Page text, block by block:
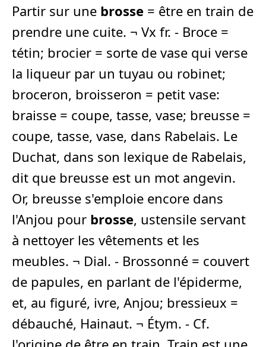
Partir sur une brosse = être en train de
prendre une cuite. ¬ Vx fr. - Broce =
tétin; brocier = sorte de vase qui verse
la liqueur par un tuyau ou robinet;
broceron, broisseron = petit vase:
braisse = coupe, tasse, vase; breusse =
coupe, tasse, vase, dans Rabelais. Le
Duchat, dans son lexique de Rabelais,
dit que breusse est un mot angevin.
Or, breusse s'emploie encore dans
l'Anjou pour brosse, ustensile servant
à nettoyer les vêtements et les
meubles. ¬ Dial. - Brossonné = couvert
de papules, en parlant de l'épiderme,
et, au figuré, ivre, Anjou; bressieux =
débauché, Hainaut. ¬ Étym. - Cf.